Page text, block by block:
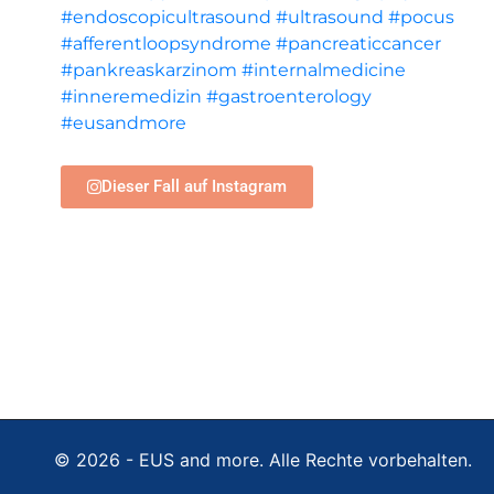
#endoscopicultrasound #ultrasound #pocus
#afferentloopsyndrome #pancreaticcancer
#pankreaskarzinom #internalmedicine
#inneremedizin #gastroenterology
#eusandmore
Dieser Fall auf Instagram
© 2026 - EUS and more. Alle Rechte vorbehalten.